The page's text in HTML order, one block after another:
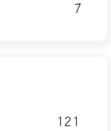
7
121